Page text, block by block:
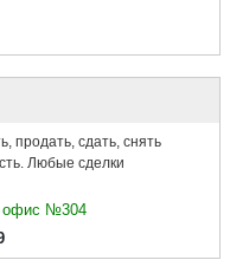
сдать, снять
Любые сделки
офис №304